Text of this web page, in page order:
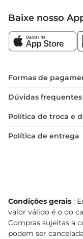
Baixe nosso
Formas de
Dúvidas frequentes
Política de troca e
Política de entrega
Condições gerais :
valor válido é o do
Compras sujeitas a
podem ser